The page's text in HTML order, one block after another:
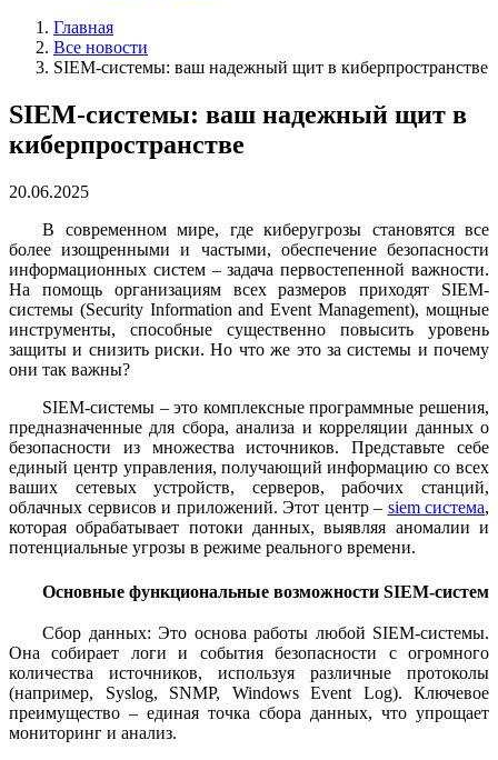
Главная
Все новости
SIEM-системы: ваш надежный щит в киберпространстве
SIEM-системы: ваш надежный щит в
киберпространстве
20.06.2025
В современном мире, где киберугрозы становятся все
более изощренными и частыми, обеспечение безопасности
информационных систем – задача первостепенной важности.
На помощь организациям всех размеров приходят SIEM-
системы (Security Information and Event Management), мощные
инструменты, способные существенно повысить уровень
защиты и снизить риски. Но что же это за системы и почему
они так важны?
SIEM-системы – это комплексные программные решения,
предназначенные для сбора, анализа и корреляции данных о
безопасности из множества источников. Представьте себе
единый центр управления, получающий информацию со всех
ваших сетевых устройств, серверов, рабочих станций,
облачных сервисов и приложений. Этот центр – siem система,
которая обрабатывает потоки данных, выявляя аномалии и
потенциальные угрозы в режиме реального времени.
Основные функциональные возможности SIEM-систем
Сбор данных: Это основа работы любой SIEM-системы.
Она собирает логи и события безопасности с огромного
количества источников, используя различные протоколы
(например, Syslog, SNMP, Windows Event Log). Ключевое
преимущество – единая точка сбора данных, что упрощает
мониторинг и анализ.